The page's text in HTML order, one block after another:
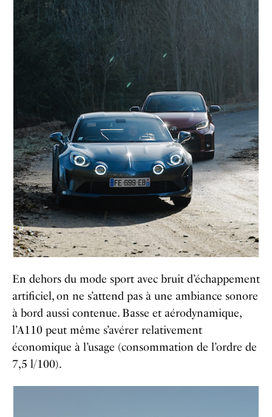
En dehors du mode sport avec bruit d’échappement
artificiel, on ne s’attend pas à une ambiance sonore
à bord aussi contenue. Basse et aérodynamique,
l’A110 peut même s’avérer relativement
économique à l’usage (consommation de l’ordre de
7,5 l/100).